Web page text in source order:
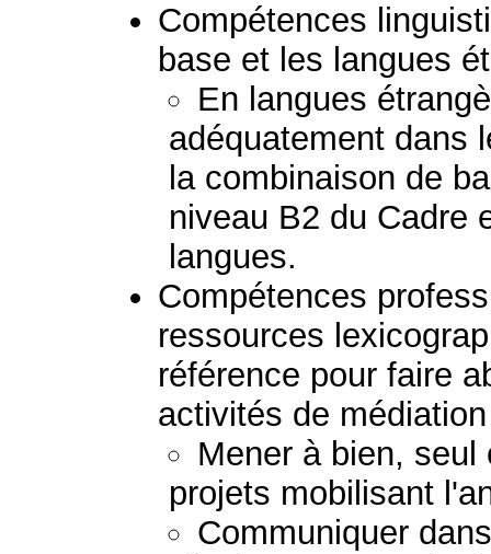
Compétences
base et les langues
En langues
adéquatement dans
la combinaison de
niveau B2 du Cadre
langues.
Compétences
ressources
référence pour faire
activités de
Mener à bien,
projets mobilisant
Communiquer